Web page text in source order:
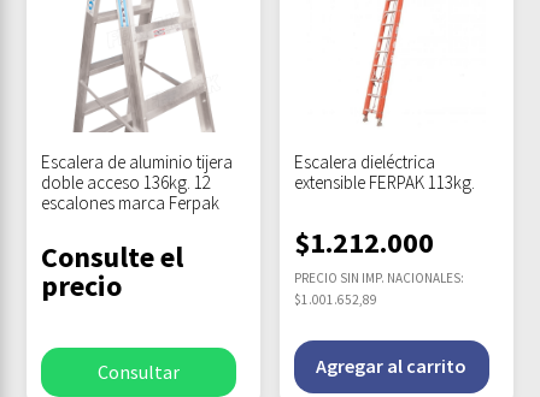
Escalera de aluminio tijera
doble acceso 136kg. 12
escalones marca Ferpak
Consulte el
precio
Consultar
Escalera dieléctrica
extensible FERPAK 113kg.
$1.212.000
PRECIO SIN IMP. NACIONALES:
$1.001.652,89
Agregar al carrito